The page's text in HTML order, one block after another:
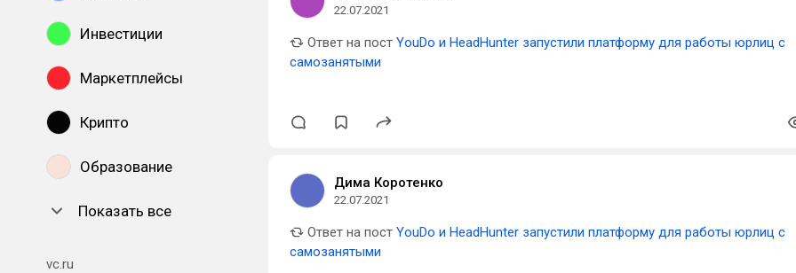
Инвестиции
Маркетплейсы
Крипто
Образование
Показать все
vc.ru
22.07.2021
Ответ на пост YouDo и HeadHunter запустили платформу для работы юрлиц с
самозанятыми
Дима Коротенко
22.07.2021
Ответ на пост YouDo и HeadHunter запустили платформу для работы юрлиц с
самозанятыми